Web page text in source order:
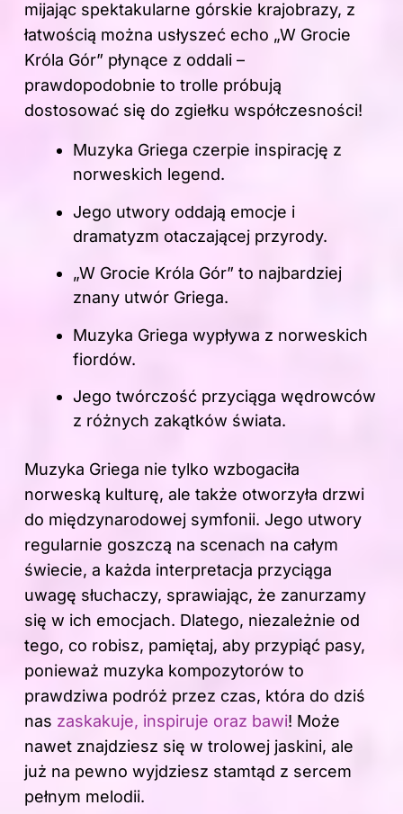
mijając spektakularne górskie krajobrazy, z
łatwością można usłyszeć echo „W Grocie
Króla Gór” płynące z oddali –
prawdopodobnie to trolle próbują
dostosować się do zgiełku współczesności!
Muzyka Griega czerpie inspirację z
norweskich legend.
Jego utwory oddają emocje i
dramatyzm otaczającej przyrody.
„W Grocie Króla Gór” to najbardziej
znany utwór Griega.
Muzyka Griega wypływa z norweskich
fiordów.
Jego twórczość przyciąga wędrowców
z różnych zakątków świata.
Muzyka Griega nie tylko wzbogaciła
norweską kulturę, ale także otworzyła drzwi
do międzynarodowej symfonii. Jego utwory
regularnie goszczą na scenach na całym
świecie, a każda interpretacja przyciąga
uwagę słuchaczy, sprawiając, że zanurzamy
się w ich emocjach. Dlatego, niezależnie od
tego, co robisz, pamiętaj, aby przypiąć pasy,
ponieważ muzyka kompozytorów to
prawdziwa podróż przez czas, która do dziś
nas zaskakuje, inspiruje oraz bawi! Może
nawet znajdziesz się w trolowej jaskini, ale
już na pewno wyjdziesz stamtąd z sercem
pełnym melodii.